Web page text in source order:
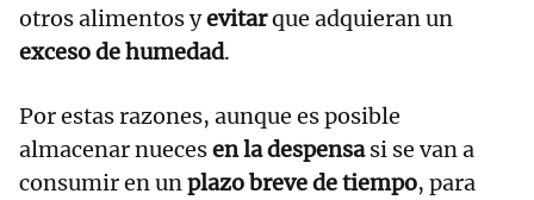
otros alimentos yevitarque adquieran un
exceso de humedad.
Por estas razones, aunque es posible
almacenar nuecesen la despensasi se van a
consumir en un plazo breve de tiempo, para